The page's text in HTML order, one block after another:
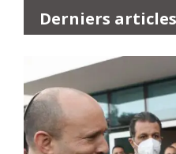
Derniers articles